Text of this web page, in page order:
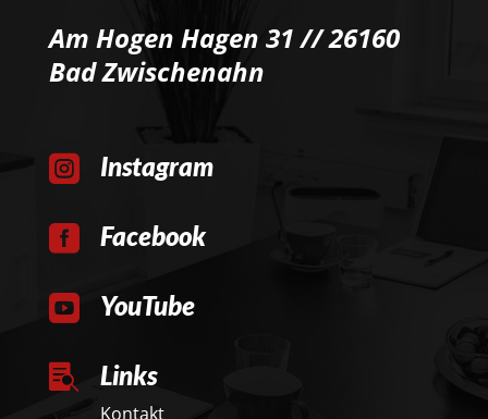
Am Hogen Hagen 31 // 26160
Bad Zwischenahn
 Instagram
 Facebook
 YouTube
 Links
Kontakt